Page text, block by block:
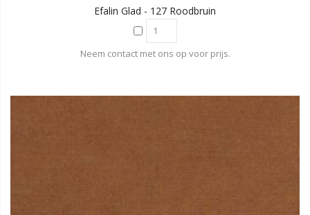
Efalin Glad - 127 Roodbruin
Neem contact met ons op voor prijs.